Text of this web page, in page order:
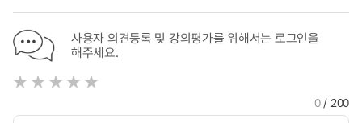
사용자 의견등록 및 강의평가를 위해서는 로그인을
해주세요.
0/ 200